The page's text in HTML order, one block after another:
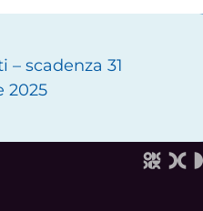
articoli
– scadenza 31
2025